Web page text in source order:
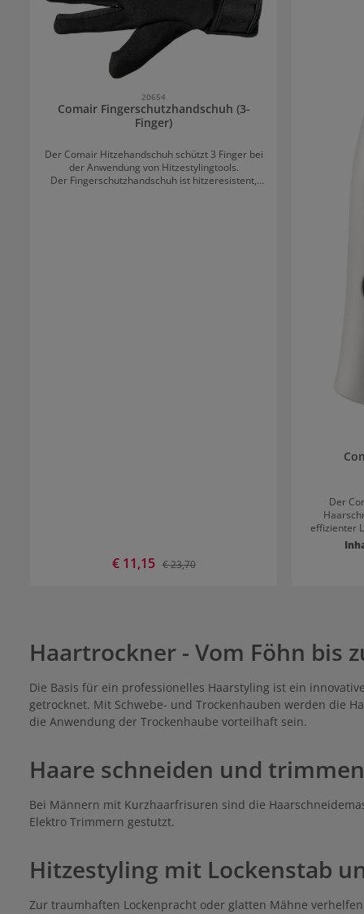
20654
Comair Fingerschutzhandschuh (3-
Finger)
Der Comair Hitzehandschuh schützt 3 Finger bei
der Anwendung von Hitzestylingtools.
Der Fingerschutzhandschuh ist hitzeresistent,
Verkaufspreis:
€ 11,15 Regulärer Preis:
€ 23,70
Der
effizienter
ohne
und vibrationsarm. Der Ein-
werden, da
mm) inklusive. Im
Haartrockner - Vom Föhn bis
Die Basis für ein professionelles Haarstyling ist ein
getrocknet. Mit Schwebe- und Trockenhauben werden die
die Anwendung der Trockenhaube vorteilhaft sein.
Haare schneiden und trimmen
Bei Männern mit Kurzhaarfrisuren sind die
Elektro Trimmern gestutzt.
Hitzestyling mit Lockenstab
Zur traumhaften Lockenpracht oder glatten Mähne